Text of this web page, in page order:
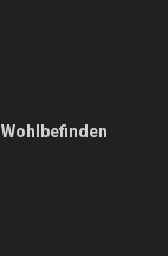
Wohlbefinden